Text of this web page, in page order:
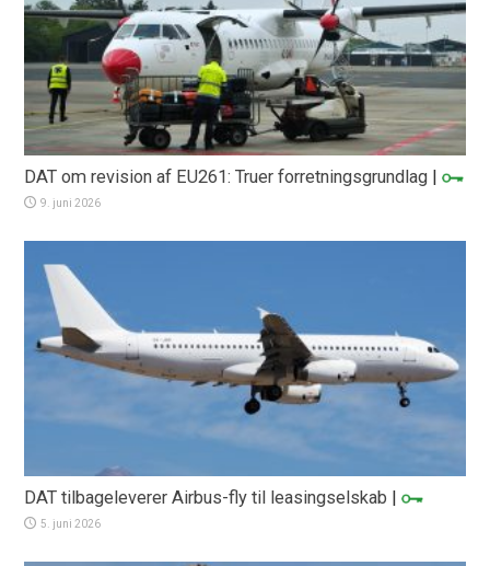
DAT om revision af EU261: Truer forretningsgrundlag |
9. juni 2026
DAT tilbageleverer Airbus-fly til leasingselskab |
5. juni 2026